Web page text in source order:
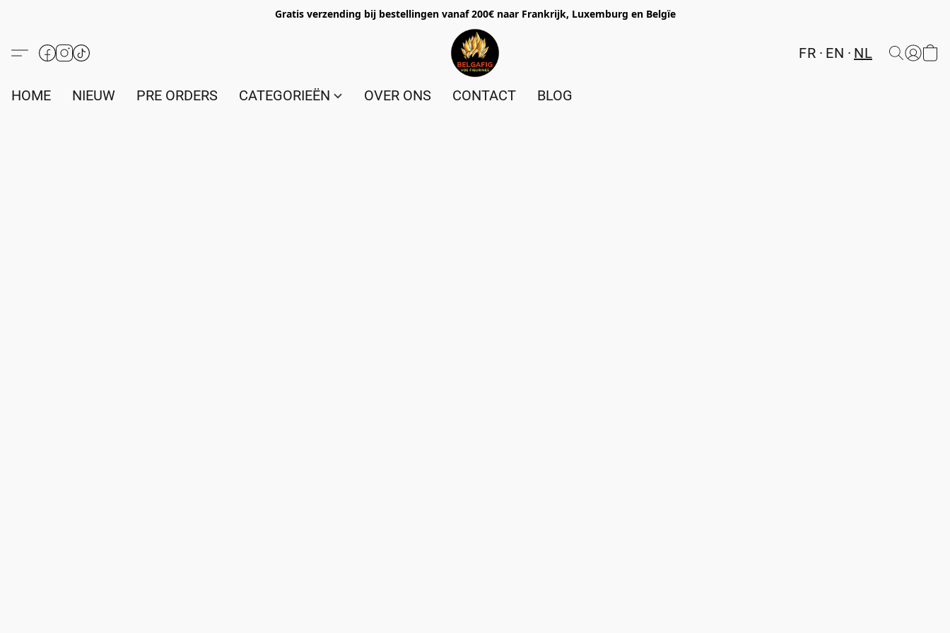
Gratis verzending bij bestellingen vanaf 200€ naar Frankrijk, Luxemburg en Belgïe
FR EN NL
HOME NIEUW PRE ORDERS CATEGORIEËN OVER ONS CONTACT BLOG